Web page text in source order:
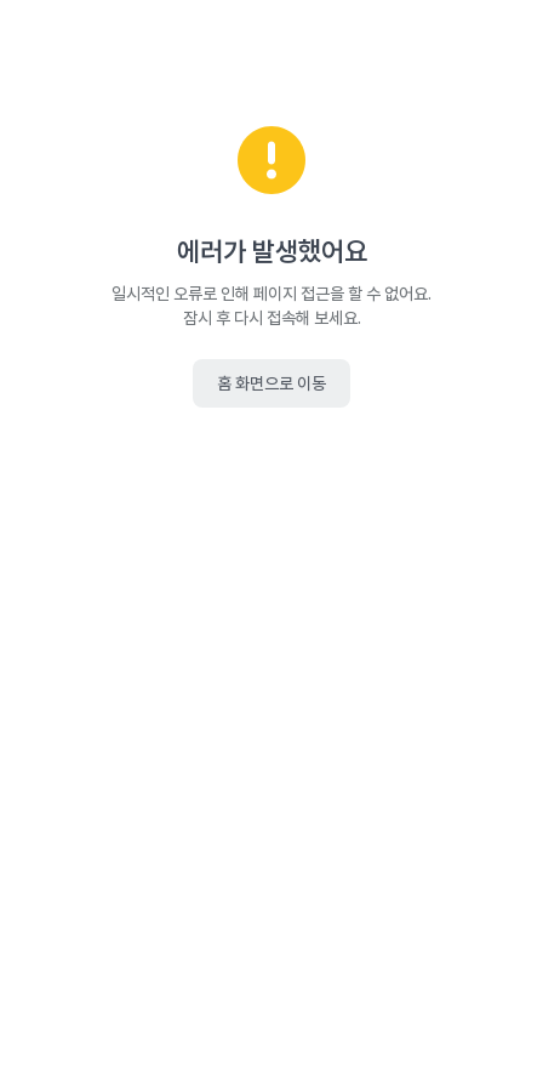
에러가 발생했어요
일시적인 오류로 인해 페이지 접근을 할 수 없어요.
잠시 후 다시 접속해 보세요.
홈 화면으로 이동